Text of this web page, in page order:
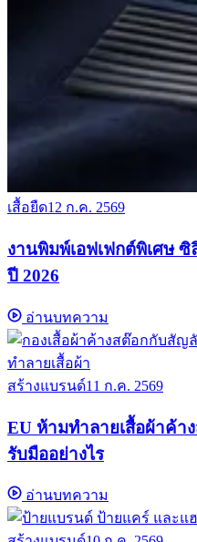
เสื้อยืด12 ก.ค. 2569
งานพิมพ์เอฟเฟกต์พิเศษ
ปี 2026
อ่านบทความ
สร้างแบรนด์11 ก.ค. 2569
EU ห้ามทำลายเสื้อผ้าค้า
รับมืออย่างไร
อ่านบทความ